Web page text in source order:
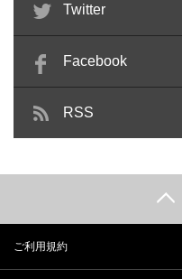
Twitter
Facebook
RSS
ご利用規約